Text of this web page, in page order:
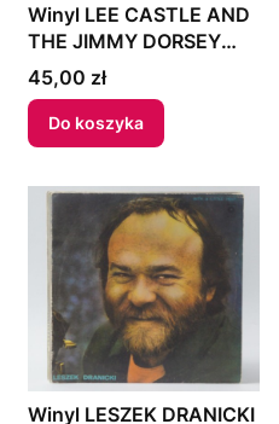
Winyl LEE CASTLE AND
THE JIMMY DORSEY
ORCHESTRA - "THE
FABULOUS TRUMPET
SOUNDS OF LEE
CASTLE AND THE
ORCHESTRA" US
Cena
45,00 zł
Do koszyka
Winyl LESZEK DRANICKI